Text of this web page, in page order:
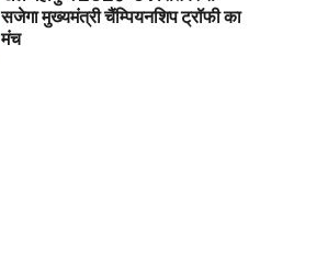
सजेगा मुख्यमंत्री चैंम्पियनशिप ट्रॉफी का
मंच